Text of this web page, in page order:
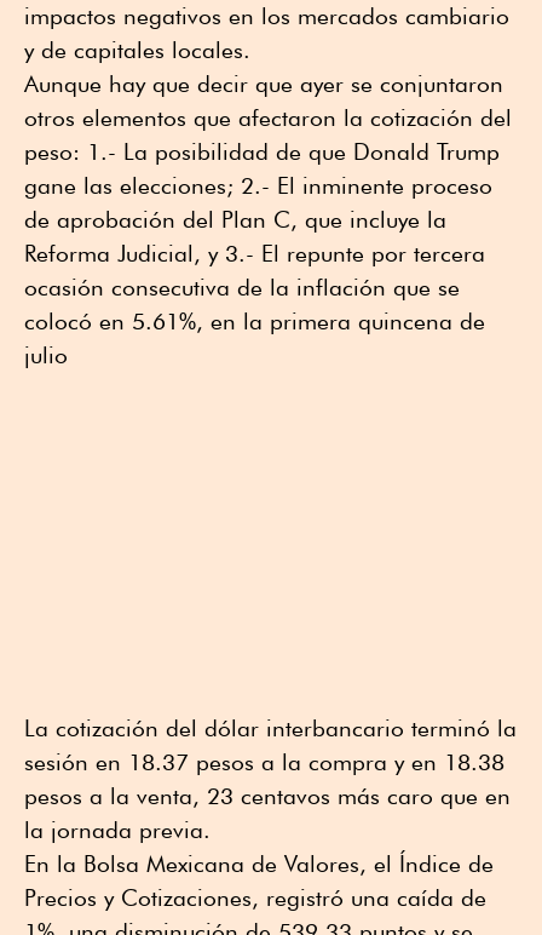
impactos negativos en los mercados cambiario
y de capitales locales.
Aunque hay que decir que ayer se conjuntaron
otros elementos que afectaron la cotización del
peso: 1.- La posibilidad de que Donald Trump
gane las elecciones; 2.- El inminente proceso
de aprobación del Plan C, que incluye la
Reforma Judicial, y 3.- El repunte por tercera
ocasión consecutiva de la inflación que se
colocó en 5.61%, en la primera quincena de
julio
La cotización del dólar interbancario terminó la
sesión en 18.37 pesos a la compra y en 18.38
pesos a la venta, 23 centavos más caro que en
la jornada previa.
En la Bolsa Mexicana de Valores, el Índice de
Precios y Cotizaciones, registró una caída de